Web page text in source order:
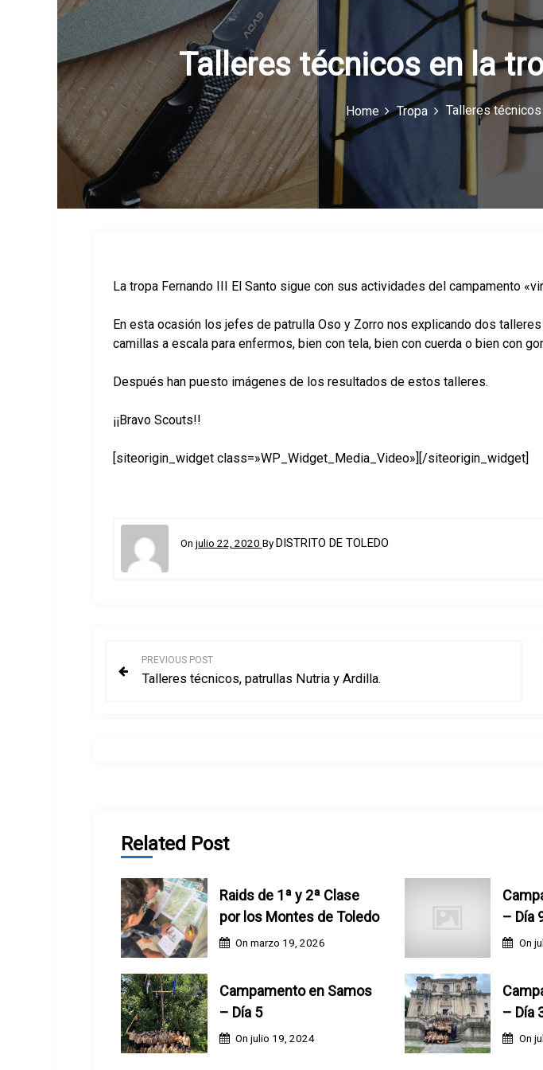
Talleres técnicos en la
Home Tropa Talleres técnicos
La tropa Fernando III El Santo sigue con sus actividades del campamento
En esta ocasión los jefes de patrulla Oso y Zorro nos explicando dos
camillas a escala para enfermos, bien con tela, bien con cuerda o bien con
Después han puesto imágenes de los resultados de estos talleres.
¡¡Bravo Scouts!!
[siteorigin_widget class=»WP_Widget_Media_Video»] [/siteorigin_widget]
On julio 22, 2020 ByDISTRITO DE TOLEDO
PREVIOUS POST
Talleres técnicos, patrullas Nutria y Ardilla.
Related Post
Raids de 1ª y 2ª Clase
por los Montes de Toledo
Onmarzo 19, 2026
– Día
On
Campamento en Samos
– Día 5
Onjulio 19, 2024
– Día
On